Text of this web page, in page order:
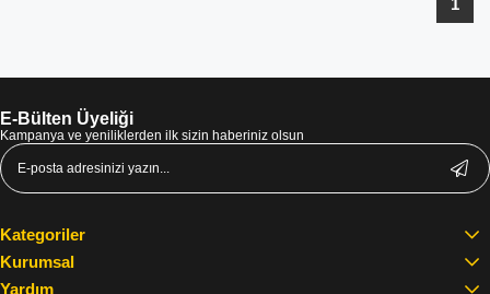
1
E-Bülten Üyeliği
Kampanya ve yeniliklerden ilk sizin haberiniz olsun
Kategoriler
Kurumsal
Yardım